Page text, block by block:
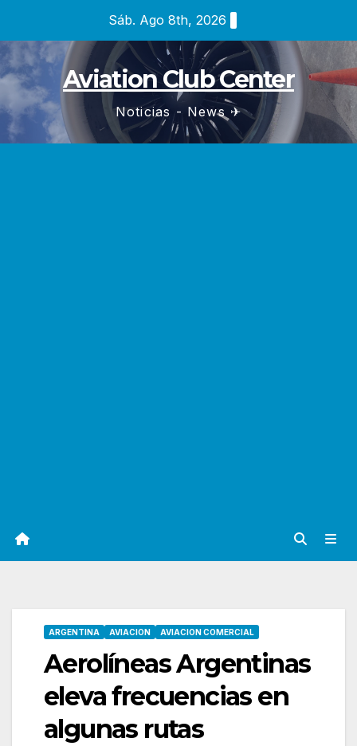
contenido
Sáb. Ago 8th, 2026
Aviation Club Center
Noticias - News ✈
ARGENTINA AVIACION AVIACION COMERCIAL
Aerolíneas Argentinas
eleva frecuencias en
algunas rutas